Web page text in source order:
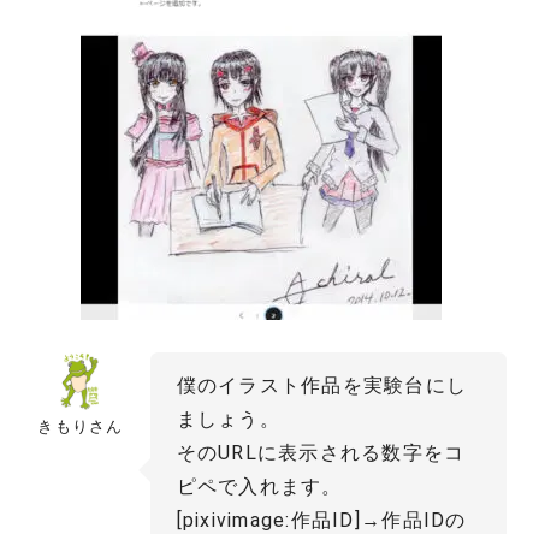
きもりさん
僕のイラスト作品を実験台にし
ましょう。
そのURLに表示される数字をコ
ピペで入れます。
[pixivimage:作品ID]→作品IDの